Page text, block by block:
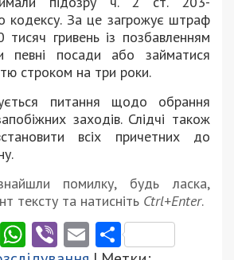
кодексу. За це загрожує штраф
гривень із позбавленням
певні посади або займатися
строком на три роки.
питання щодо обрання
заходів. Слідчі також
всіх причетних до
помилку, будь ласка,
тексту та натисніть Ctrl+Enter.
Twitter
WhatsApp
ViberEmail